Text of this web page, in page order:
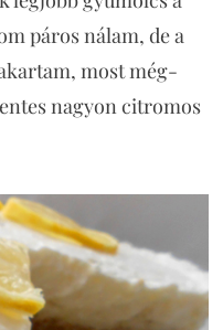
páros nálam, de a
most még-
nagyon citromos